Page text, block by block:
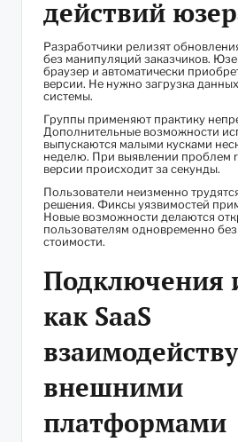
действий
Разработчики релизят
без манипуляций заказчиков.
браузер и автоматически
версии. Не нужно загрузка
системы.
Группы применяют практику
Дополнительные возможности
выпускаются малыми кусками
неделю. При выявлении проблем
версии происходит за секунды.
Пользователи неизменно
решения. Фиксы уязвимостей
Новые возможности делаются
пользователям одновременно
стоимости.
Подключения
как SaaS
внешними
платформами